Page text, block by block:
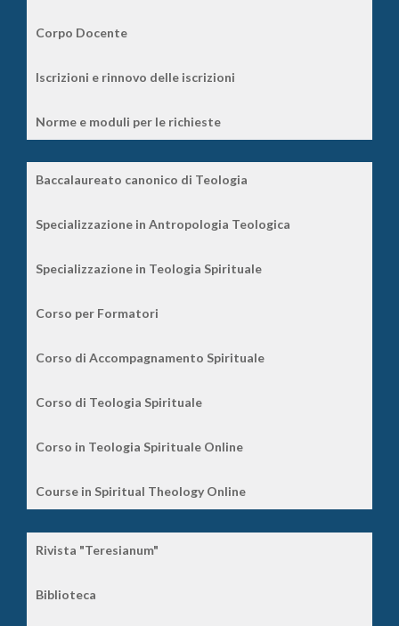
Corpo Docente
Iscrizioni e rinnovo delle iscrizioni
Norme e moduli per le richieste
Baccalaureato canonico di Teologia
Specializzazione in Antropologia Teologica
Specializzazione in Teologia Spirituale
Corso per Formatori
Corso di Accompagnamento Spirituale
Corso di Teologia Spirituale
Corso in Teologia Spirituale Online
Course in Spiritual Theology Online
Rivista "Teresianum"
Biblioteca